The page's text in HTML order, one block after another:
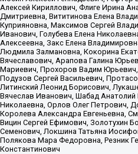
Алексей Кириллович, Флиге Ирина
Дмитриевна, Вититинова Елена
Куприяновна, Максимов Сергей
Иванович, Голубева Елена
Алексеевна, Закс Елена
Людмила Залмановна, Кокорина
Вячеславович, Арапова Галина
Мариевич, Прохоров Вадим
Подузов Сергей Васильевич,
Литинский Леонид Борисович,
Вячеслав Иванович, Шабад
Николаевна, Орлов Олег Петрович,
Королева Александра Евгеньевна,
Вицин Сергей Ефимович, Золотухин
Семенович, Локшина Татьяна
Полякова Мара Федоровна, Резник
Константинович